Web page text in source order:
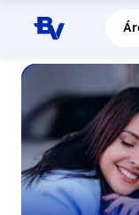
Pular para o